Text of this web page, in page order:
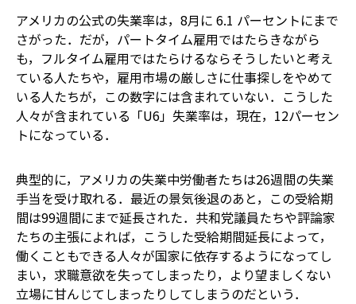
アメリカの公式の失業率は，8月に 6.1 パーセントにまで
さがった．だが，パートタイム雇用ではたらきながら
も，フルタイム雇用ではたらけるならそうしたいと考え
ている人たちや，雇用市場の厳しさに仕事探しをやめて
いる人たちが，この数字には含まれていない．こうした
人々が含まれている「U6」失業率は，現在，12パーセン
トになっている．
典型的に，アメリカの失業中労働者たちは26週間の失業
手当を受け取れる．最近の景気後退のあと，この受給期
間は99週間にまで延長された．共和党議員たちや評論家
たちの主張によれば，こうした受給期間延長によって，
働くこともできる人々が国家に依存するようになってし
まい，求職意欲を失ってしまったり，より望ましくない
立場に甘んじてしまったりしてしまうのだという．